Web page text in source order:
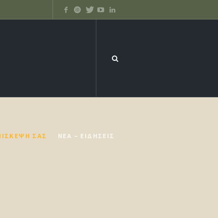
ΣΑΣ ΝΈΑ – ΕΙΔΉΣΕΙΣ